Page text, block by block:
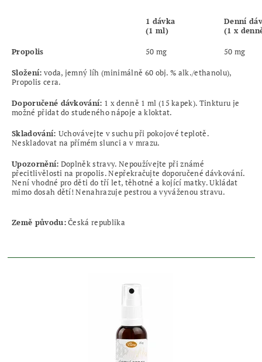
1 dávka
(1 ml)
Denní
(1 x
Propolis
50 mg
50 mg
Složení: voda, jemný líh (minimálně 60 obj. % alk./ethanolu),
Propolis cera.
Doporučené dávkování: 1 x denně 1 ml (15 kapek). Tinkturu je
možné přidat do studeného nápoje a kloktat.
Skladování: Uchovávejte v suchu při pokojové teplotě.
Neskladovat na přímém slunci a v mrazu.
Upozornění: Doplněk stravy. Nepoužívejte při známé
přecitlivělosti na propolis. Nepřekračujte doporučené dávkování.
Není vhodné pro děti do tří let, těhotné a kojící matky. Ukládat
mimo dosah dětí! Nenahrazuje pestrou a vyváženou stravu.
Země původu:Česká republika